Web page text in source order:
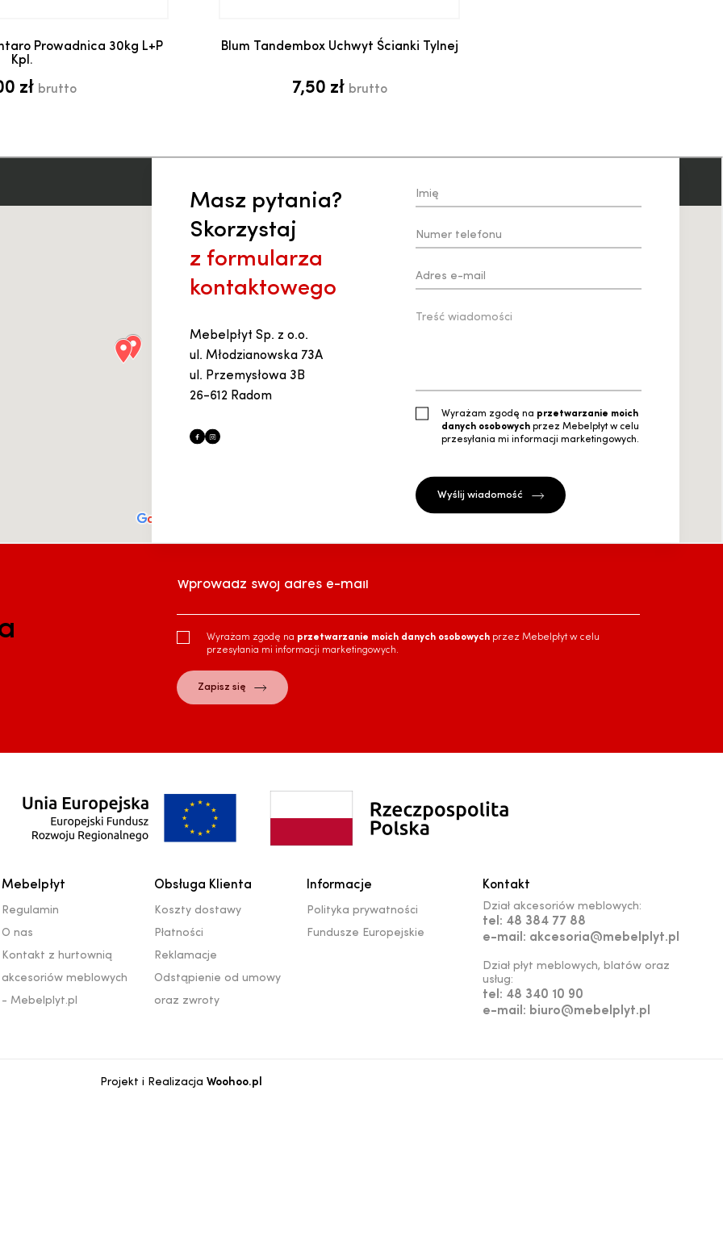
Prowadnica 30kg L+P
Kpl.
zł brutto
Blum Tandembox Uchwyt Ścianki Tylnej
7,50 zł brutto
Masz pytania?
Skorzystaj
z formularza
kontaktowego
Mebelpłyt Sp. z o.o.
ul. Młodzianowska 73A
ul. Przemysłowa 3B
26-612 Radom
Wyrażam zgodę na przetwarzanie moich
danych osobowychprzez Mebelpłyt w celu
przesyłania mi informacji marketingowych.
Wprowadź swój adres e-mail
Wyrażam zgodę na przetwarzanie moich danych osobowych przez Mebelpłyt w celu
przesyłania mi informacji marketingowych.
Mebelpłyt
Regulamin
O nas
Kontakt z hurtownią
akcesoriów meblowych
- Mebelplyt.pl
Obsługa Klienta
Koszty dostawy
Płatności
Reklamacje
Odstąpienie od umowy
oraz zwroty
Informacje
Polityka prywatności
Fundusze Europejskie
Kontakt
Dział akcesoriów meblowych:
tel: 48 384 77 88
e-mail: akcesoria@mebelplyt.pl
Dział płyt meblowych, blatów oraz
usług:
tel: 48 340 10 90
e-mail: biuro@mebelplyt.pl
Projekt i Realizacja Woohoo.pl